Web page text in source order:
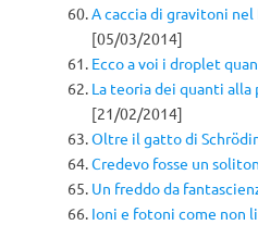
A caccia di gravitoni
[05/03/2014]
Ecco a voi i droplet
La teoria dei quanti alla
[21/02/2014]
Oltre il gatto di
Credevo fosse un
Un freddo da
Ioni e fotoni come non